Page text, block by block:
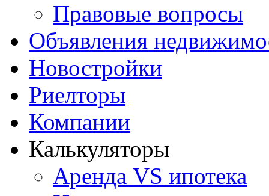
Правовые вопросы
Объявления
Новостройки
Риелторы
Компании
Калькуляторы
Аренда VS ипотека